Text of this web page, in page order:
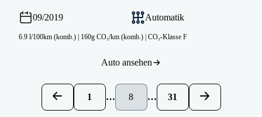
09/2019 Automatik
6.9 l/100km (komb.) | 160g CO₂/km (komb.) | CO₂-Klasse F
Auto ansehen
1 … 8 … 31